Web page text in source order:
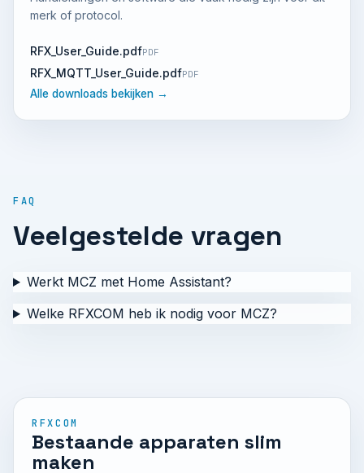
merk of protocol.
RFX_User_Guide.pdfPDF
RFX_MQTT_User_Guide.pdfPDF
Alle downloads bekijken →
FAQ
Veelgestelde vragen
Werkt MCZ met Home Assistant?
Welke RFXCOM heb ik nodig voor MCZ?
RFXCOM
Bestaande apparaten slim
maken